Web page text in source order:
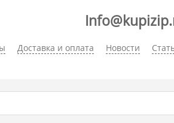
Доставка и оплата Новости